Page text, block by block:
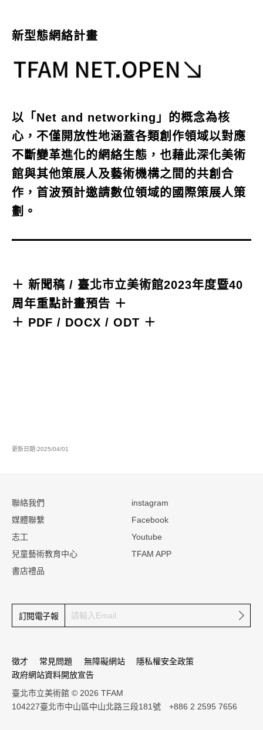
新型態網絡計畫
以「Net and networking」的概念為核
心，不僅開放性地涵蓋各類創作領域以對應
不斷變革進化的網絡生態，也藉此深化美術
館與其他策展人及藝術機構之間的共創合
作，首波預計邀請數位領域的國際策展人策
劃。
＋ 新聞稿 / 臺北市立美術館2023年度暨40
周年重點計畫預告 ＋
＋ PDF / DOCX / ODT ＋
更新日期:2025/04/01
聯絡我們
媒體聯繫
志工
兒童藝術教育中心
書店禮品
instagram
Facebook
Youtube
TFAM APP
訂閱電子報 確定
徵才 常見問題 無障礙網站
隱私權安全政策
政府網站資料開放宣告
臺北市立美術館 © 2026 TFAM
104227臺北市中山區中山北路三段181號 +886 2 2595 7656